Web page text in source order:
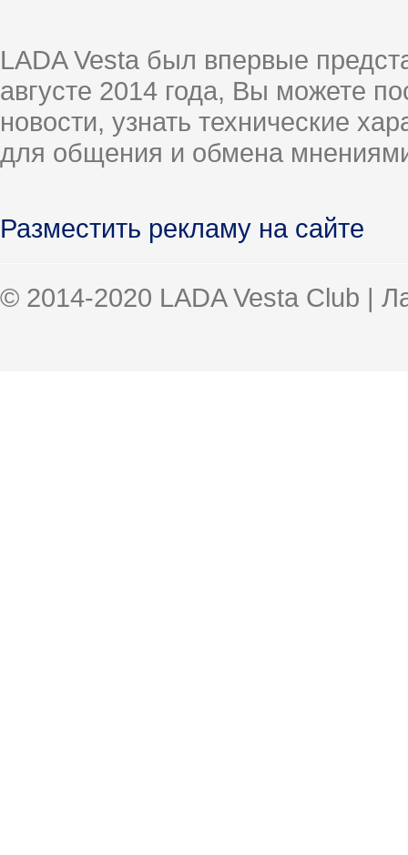
LADA Vesta был впервые
августе 2014 года, Вы можете
новости, узнать технические
для общения и обмена
Разместить рекламу на сайте
© 2014-2020 LADA Vesta Club |